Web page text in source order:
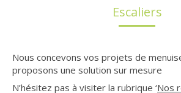
Escaliers
Nous concevons vos projets de
proposons une solution sur mesure
N’hésitez pas à visiter la rubrique ‘Nos